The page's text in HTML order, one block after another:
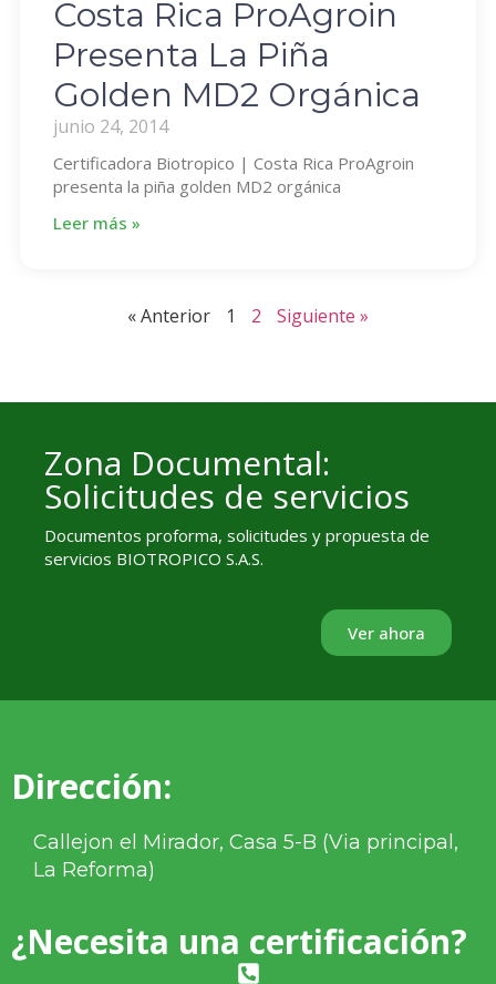
Costa Rica ProAgroin
Presenta La Piña
Golden MD2 Orgánica
junio 24, 2014
Certificadora Biotropico | Costa Rica ProAgroin
presenta la piña golden MD2 orgánica
Leer más »
« Anterior 1 2 Siguiente »
Zona Documental:
Solicitudes de servicios
Documentos proforma, solicitudes y propuesta de
servicios BIOTROPICO S.A.S.
Ver ahora
Dirección:
Callejon el Mirador, Casa 5-B (Via principal,
La Reforma)
¿Necesita una certificación?